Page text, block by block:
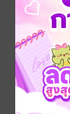
ยามใดที่ไร้เสี
Boy love /
ประเภทไฟล์
วันที่วางขาย